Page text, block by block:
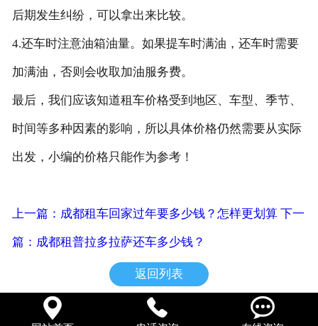
后期发生纠纷，可以拿出来比较。
4.还车时注意油箱油量。如果提车时满油，还车时需要
加满油，否则会收取加油服务费。
最后，我们应该知道租车价格受到地区、车型、季节、
时间等多种因素的影响，所以具体价格仍然需要从实际
出发，小编的价格只能作为参考！
上一篇：成都租车回家过年要多少钱？怎样更划算 下一
篇：成都租普拉多拉萨还车多少钱？
返回列表
  